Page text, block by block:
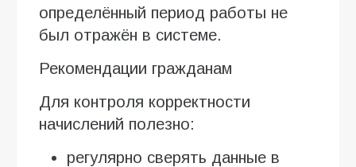
определённый период работы не
был отражён в системе.
Рекомендации гражданам
Для контроля корректности
начислений полезно:
регулярно сверять данные в